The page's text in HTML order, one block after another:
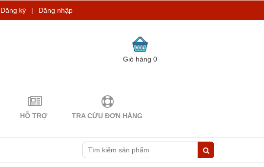
Đăng ký | Đăng nhập
Giỏ hàng0
HỖ TRỢ TRA CỨU ĐƠN HÀNG